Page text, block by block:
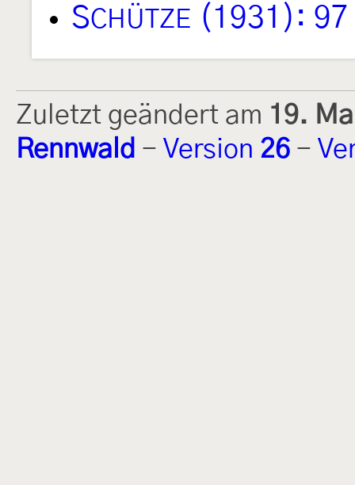
SCHÜTZE (1931): 97
Zuletzt geändert am 19.
Rennwald - Version 26 -